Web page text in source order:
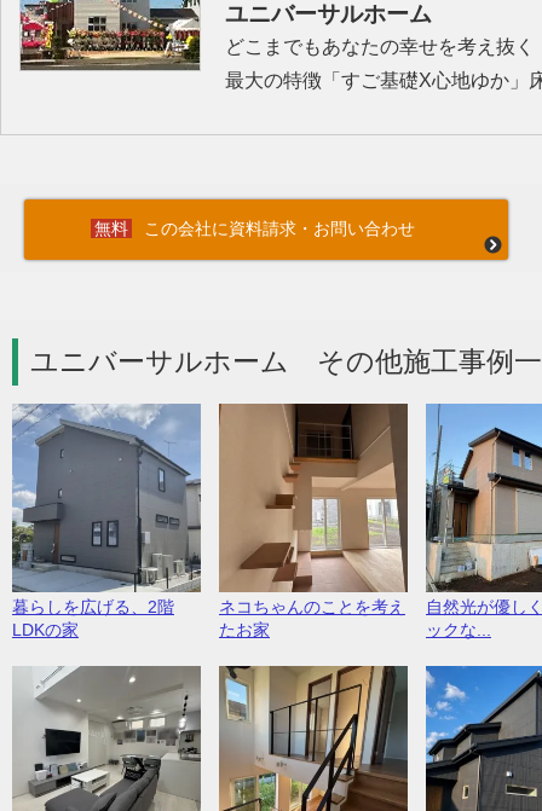
ユニバーサルホーム
どこまでもあなたの幸せを考え抜く
最大の特徴「すご基礎X心地ゆか
この会社に資料請求・お問い合わせ
ユニバーサルホーム その他施工事例
暮らしを広げる、2階
LDKの家
ネコちゃんのことを考え
たお家
自然光が優し
ックな...